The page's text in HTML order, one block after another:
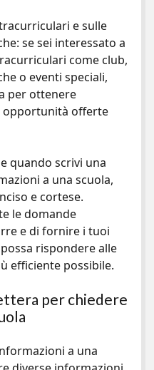
e sulle
se sei interessato a
come club,
o eventi speciali,
per ottenere
opportunità offerte
quando scrivi una
a una scuola,
e cortese.
le domande
e di fornire i tuoi
rispondere alle
efficiente possibile.
per chiedere
a una